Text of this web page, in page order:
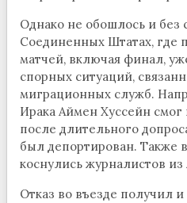
Однако не обошлось и без
Соединенных Штатах, где
матчей, включая финал,
спорных ситуаций,
миграционных служб.
Ирака Аймен Хуссейн смог
после длительного
был депортирован. Также
коснулись журналистов
Отказ во въезде получил